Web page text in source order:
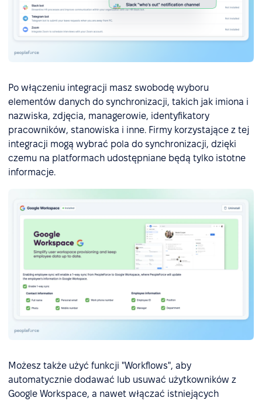
Po włączeniu integracji masz swobodę wyboru
elementów danych do synchronizacji, takich jak imiona i
nazwiska, zdjęcia, managerowie, identyfikatory
pracowników, stanowiska i inne. Firmy korzystające z tej
integracji mogą wybrać pola do synchronizacji, dzięki
czemu na platformach udostępniane będą tylko istotne
informacje.
Możesz także użyć funkcji "Workflows", aby
automatycznie dodawać lub usuwać użytkowników z
Google Workspace, a nawet włączać istniejących